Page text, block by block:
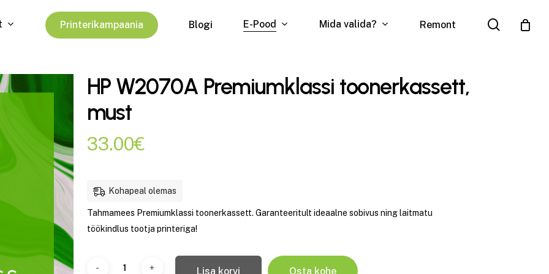
Printerikampaania Blogi E-Pood Mida valida? Remont search
HP W2070A Premiumklassi toonerkassett,
must
33.00€
Kohapeal olemas
Tahmamees Premiumklassi toonerkassett. Garanteeritult ideaalne sobivus ning laitmatu
töökindlus tootja printeriga!
Lisa korvi Osta kohe